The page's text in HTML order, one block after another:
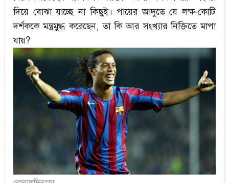
দিয়ে বোঝা যাচ্ছে না কিছুই। পায়ের জাদুতে যে লক্ষ-কোটি
দর্শককে মন্ত্রমুগ্ধ করেছেন, তা কি আর সংখ্যার নিক্তিতে মাপা
যায়?